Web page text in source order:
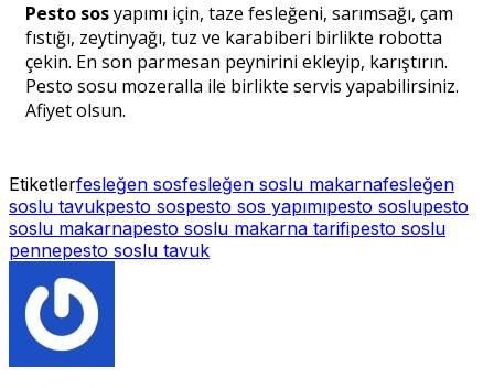
Pesto sosyapımı için, taze fesleğeni, sarımsağı, çam
fıstığı, zeytinyağı, tuz ve karabiberi birlikte robotta
çekin. En son parmesan peynirini ekleyip, karıştırın.
Pesto sosu mozeralla ile birlikte servis yapabilirsiniz.
Afiyet olsun.
Etiketlerfesleğen sosfesleğen soslu makarnafesleğen
soslu tavukpesto sospesto sos yapımıpesto soslupesto
soslu makarnapesto soslu makarna tarifipesto soslu
pennepesto soslu tavuk